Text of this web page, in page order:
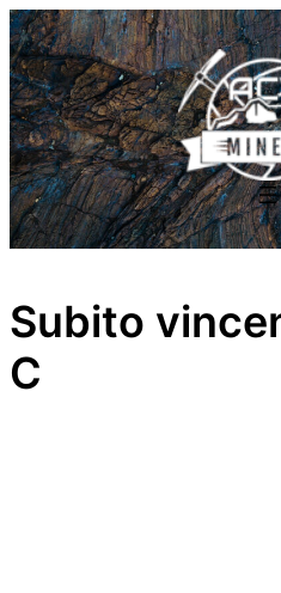
Vai
al
contenuto
Subito
C